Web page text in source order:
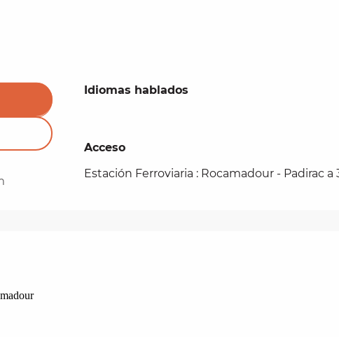
Idiomas hablados
Idiomas hablados
Acceso
Acceso
Estación Ferroviaria : Rocamadour - Padirac a